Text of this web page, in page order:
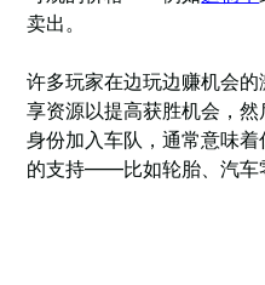
卖出。
许多玩家在边玩边赚机会
享资源以提高获胜机会，
身份加入车队，通常意味
的支持——比如轮胎、汽车